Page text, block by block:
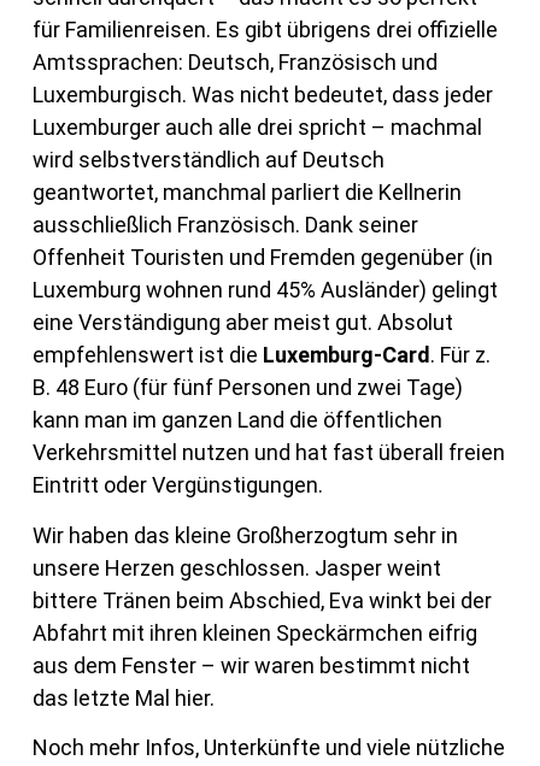
für Familienreisen. Es gibt übrigens drei offizielle
Amtssprachen: Deutsch, Französisch und
Luxemburgisch. Was nicht bedeutet, dass jeder
Luxemburger auch alle drei spricht – machmal
wird selbstverständlich auf Deutsch
geantwortet, manchmal parliert die Kellnerin
ausschließlich Französisch. Dank seiner
Offenheit Touristen und Fremden gegenüber (in
Luxemburg wohnen rund 45% Ausländer) gelingt
eine Verständigung aber meist gut. Absolut
empfehlenswert ist die Luxemburg-Card. Für z.
B. 48 Euro (für fünf Personen und zwei Tage)
kann man im ganzen Land die öffentlichen
Verkehrsmittel nutzen und hat fast überall freien
Eintritt oder Vergünstigungen.
Wir haben das kleine Großherzogtum sehr in
unsere Herzen geschlossen. Jasper weint
bittere Tränen beim Abschied, Eva winkt bei der
Abfahrt mit ihren kleinen Speckärmchen eifrig
aus dem Fenster – wir waren bestimmt nicht
das letzte Mal hier.
Noch mehr Infos, Unterkünfte und viele nützliche